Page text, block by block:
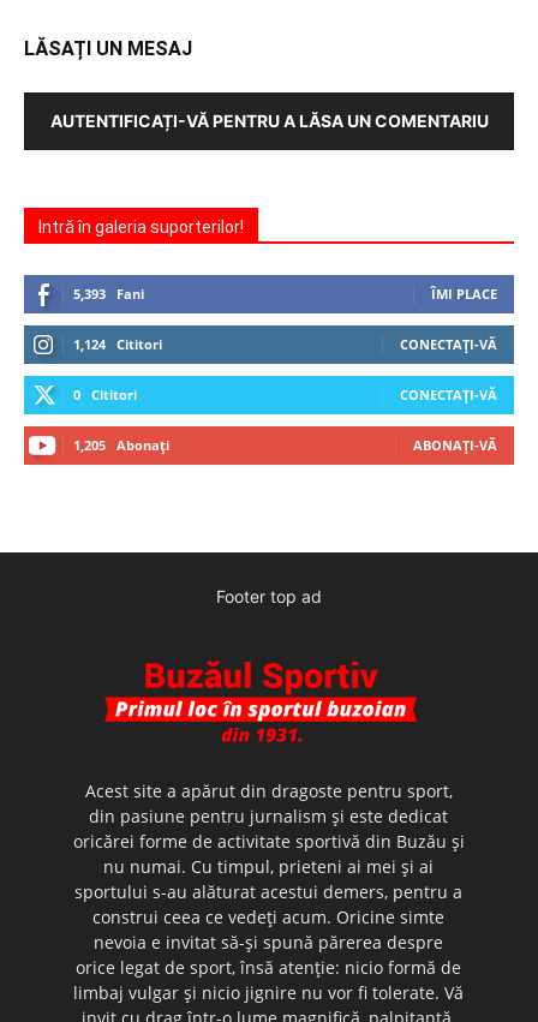
LĂSAȚI UN MESAJ
AUTENTIFICAȚI-VĂ PENTRU A LĂSA UN COMENTARIU
Intră în galeria suporterilor!
5,393 Fani ÎMI PLACE
1,124 Cititori CONECTAȚI-VĂ
0 Cititori CONECTAȚI-VĂ
1,205 Abonați ABONAȚI-VĂ
Footer top ad
Acest site a apărut din dragoste pentru sport,
din pasiune pentru jurnalism şi este dedicat
oricărei forme de activitate sportivă din Buzău şi
nu numai. Cu timpul, prieteni ai mei şi ai
sportului s-au alăturat acestui demers, pentru a
construi ceea ce vedeţi acum. Oricine simte
nevoia e invitat să-şi spună părerea despre
orice legat de sport, însă atenţie: nicio formă de
limbaj vulgar şi nicio jignire nu vor fi tolerate. Vă
invit cu drag într-o lume magnifică, palpitantă,